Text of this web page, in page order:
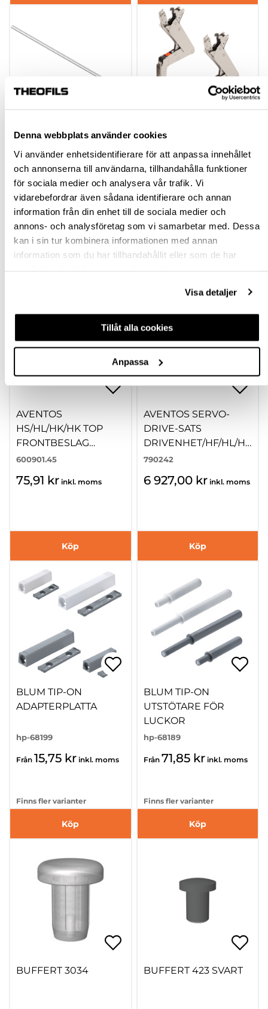
Denna webbplats använder cookies
Vi använder enhetsidentifierare för att anpassa innehållet
och annonserna till användarna, tillhandahålla funktioner
för sociala medier och analysera vår trafik. Vi
vidarebefordrar även sådana identifierare och annan
information från din enhet till de sociala medier och
annons- och analysföretag som vi samarbetar med. Dessa
kan i sin tur kombinera informationen med annan
information som du har tillhandahållit eller som de har
Visa detaljer
Tillåt alla cookies
Anpassa
AVENTOS HL TOP
TVÄRSTABILISERING
22Q1076U
600904.58
282,00 kr inkl. moms
AVENTOS HS TOP
LYFTARM 22S3500
SYMMETRISK SH=350-
800 MM
600904.44
976,50 kr inkl. moms
AVENTOS
HS/HL/HK/HK TOP
FRONTBESLAG
20S4200 (2ST)
600901.45
75,91 kr inkl. moms
Köp
AVENTOS SERVO-
DRIVE-SATS
DRIVENHET/HF/HL/HS
23.A000
790242
6 927,00 kr inkl. moms
Köp
BLUM TIP-ON
ADAPTERPLATTA
hp-68199
Från 15,75 kr inkl. moms
Finns fler varianter
Köp
BLUM TIP-ON
UTSTÖTARE FÖR
LUCKOR
hp-68189
Från 71,85 kr inkl. moms
Finns fler varianter
Köp
BUFFERT 3034 BUFFERT 423 SVART